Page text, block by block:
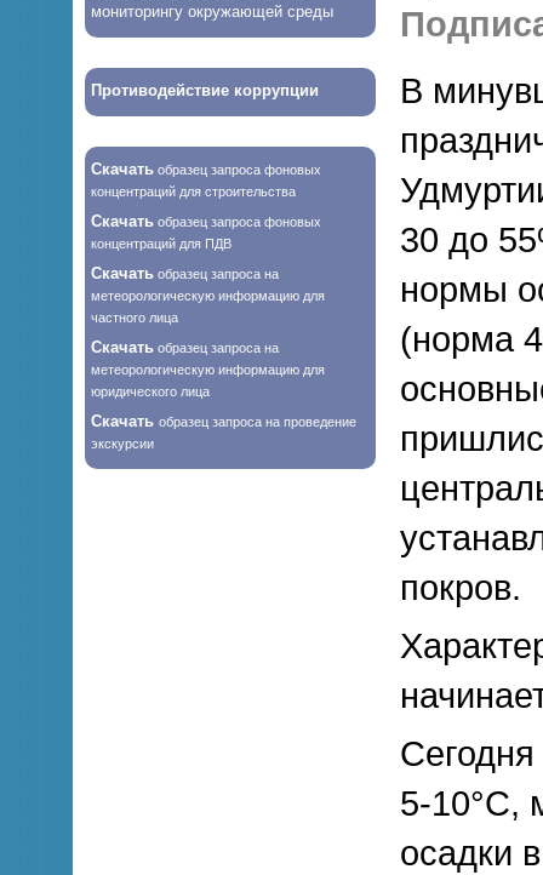
мониторингу окружающей среды
Противодействие коррупции
Скачать образец запроса фоновых
концентраций для строительства
Скачать образец запроса фоновых
концентраций для ПДВ
Скачать образец запроса на
метеорологическую информацию для
частного лица
Скачать образец запроса на
метеорологическую информацию для
юридического лица
Скачать образец запроса на проведение
экскурсии
В
30 до
нормы
(норма
покров.
Сегодня
5-10°С,
осадки